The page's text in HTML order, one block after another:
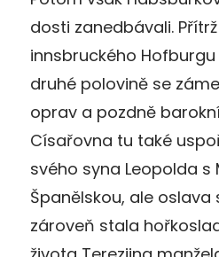
dosti zanedbávali.
innsbruckého Hofburgu
druhé polovině se
oprav a pozdně
Císařovna tu také
svého syna Leopolda s
Španělskou, ale oslava
zároveň stala